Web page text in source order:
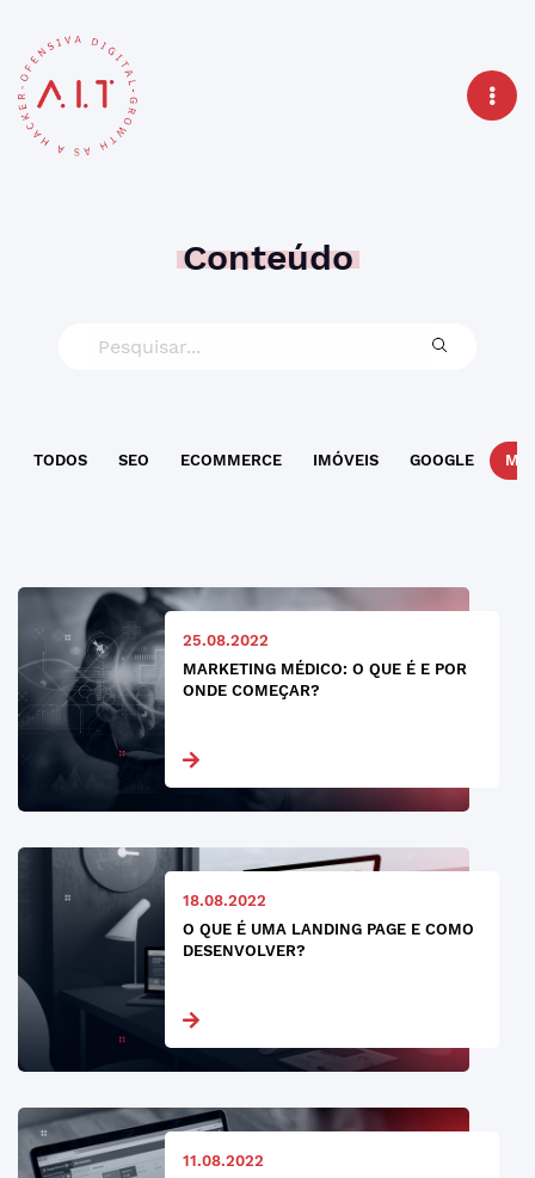
Conteúdo
TODOS SEO ECOMMERCE IMÓVEIS GOOGLE
25.08.2022
MARKETING MÉDICO: O QUE É E POR
ONDE COMEÇAR?
18.08.2022
O QUE É UMA LANDING PAGE E COMO
DESENVOLVER?
11.08.2022